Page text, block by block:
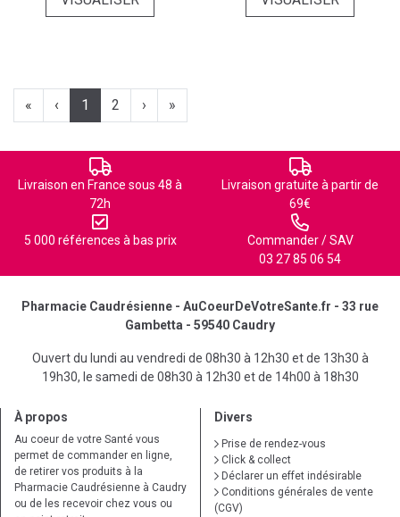
« ‹ 1 2 › »
Livraison en France sous 48 à
72h
Livraison gratuite à partir de
69€
5 000 références à bas prix
Commander / SAV
03 27 85 06 54
Pharmacie Caudrésienne - AuCoeurDeVotreSante.fr - 33 rue
Gambetta - 59540 Caudry
Ouvert du lundi au vendredi de 08h30 à 12h30 et de 13h30 à
19h30, le samedi de 08h30 à 12h30 et de 14h00 à 18h30
À propos
Au coeur de votre Santé vous
permet de commander en ligne,
de retirer vos produits à la
Pharmacie Caudrésienne à Caudry
ou de les recevoir chez vous ou
Divers
Prise de rendez-vous
Click & collect
Déclarer un effet indésirable
Conditions générales de vente
(CGV)